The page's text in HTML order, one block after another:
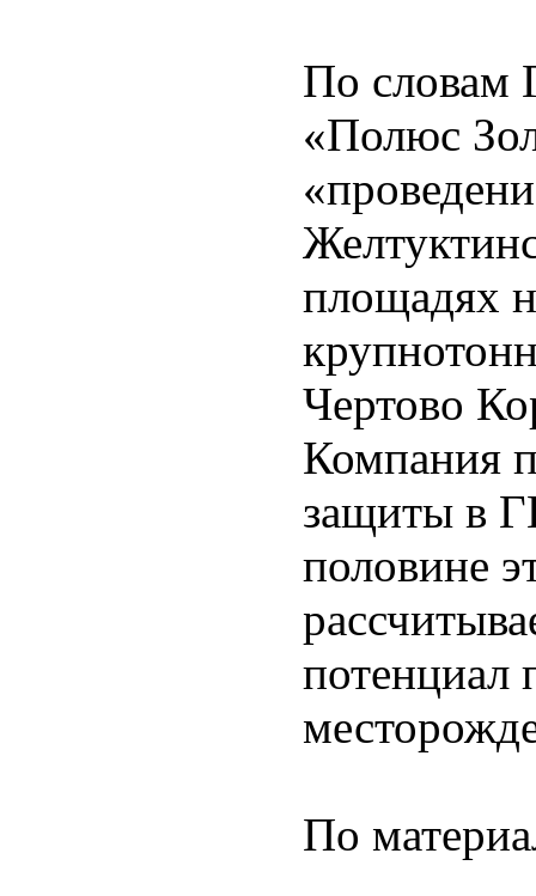
По словам
«Полюс
площадях
Чертово
Компания
защиты в
половине
потенциал
По